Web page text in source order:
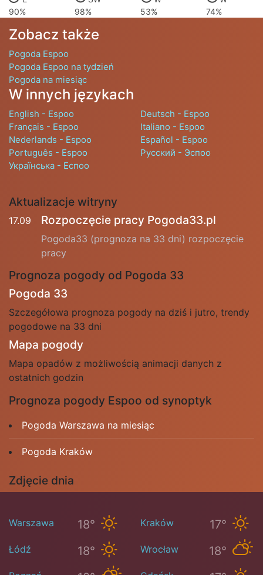
90%
98% 53% 74%
Zobacz także
Pogoda Espoo
Pogoda Espoo na tydzień
Pogoda na miesiąc
W innych językach
English - Espoo
Deutsch - Espoo
Français - Espoo
Italiano - Espoo
Nederlands - Espoo
Español - Espoo
Português - Espoo
Русский - Эспоо
Українська - Еспоо
Aktualizacje witryny
17.09 Rozpoczęcie pracy Pogoda33.pl
Pogoda33 (prognoza na 33 dni) rozpoczęcie
pracy
Prognoza pogody od Pogoda 33
Pogoda 33
Szczegółowa prognoza pogody na dziś i jutro, trendy
pogodowe na 33 dni
Mapa pogody
Mapa opadów z możliwością animacji danych z
ostatnich godzin
Prognoza pogody Espoo od synoptyk
Pogoda Warszawa na miesiąc
Pogoda Kraków
Zdjęcie dnia
Warszawa 18° Kraków 17°
Łódź 18° Wrocław 18°